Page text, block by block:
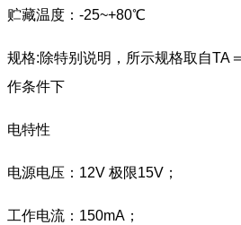
贮藏温度：-25~+80℃
规格:除特别说明，所示规格取自TA
作条件下
电特性
电源电压：12V 极限15V；
工作电流：150mA；